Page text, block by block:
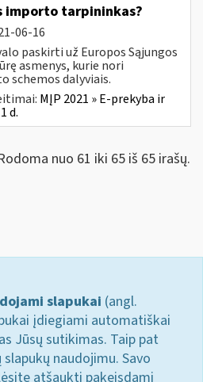
importo tarpininkas?
06-16
paskirti už Europos Sąjungos
asmenys, kurie nori
schemos dalyviais.
MĮP 2021 » E-prekyba ir
d.
nuo 61 iki 65 iš 65 irašų.
slapukai (angl.
įdiegiami automatiškai
Jūsų sutikimas. Taip pat
naudojimu. Savo
atšaukti pakeisdami